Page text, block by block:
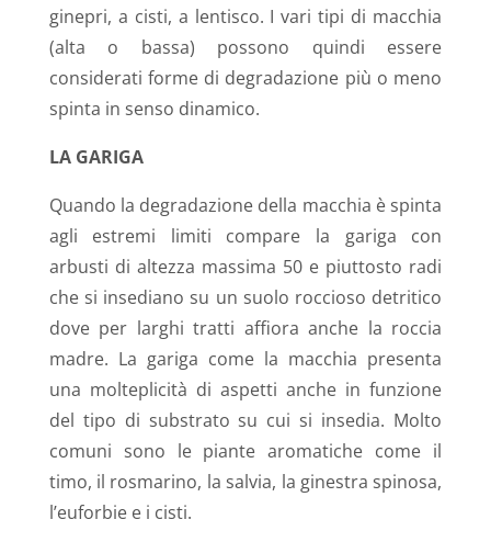
ginepri, a cisti, a lentisco. I vari tipi di macchia
(alta o bassa) possono quindi essere
considerati forme di degradazione più o meno
spinta in senso dinamico.
LA GARIGA
Quando la degradazione della macchia è spinta
agli estremi limiti compare la gariga con
arbusti di altezza massima 50 e piuttosto radi
che si insediano su un suolo roccioso detritico
dove per larghi tratti affiora anche la roccia
madre. La gariga come la macchia presenta
una molteplicità di aspetti anche in funzione
del tipo di substrato su cui si insedia. Molto
comuni sono le piante aromatiche come il
timo, il rosmarino, la salvia, la ginestra spinosa,
l’euforbie e i cisti.